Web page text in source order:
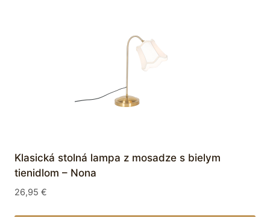
Klasická stolná lampa z mosadze s bielym
tienidlom – Nona
26,95 €